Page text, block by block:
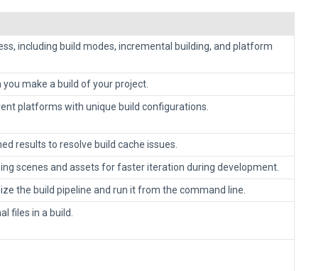
including build modes, incremental building, and platform
make a build of your project.
platforms with unique build configurations.
results to resolve build cache issues.
scenes and assets for faster iteration during development.
the build pipeline and run it from the command line.
files in a build.